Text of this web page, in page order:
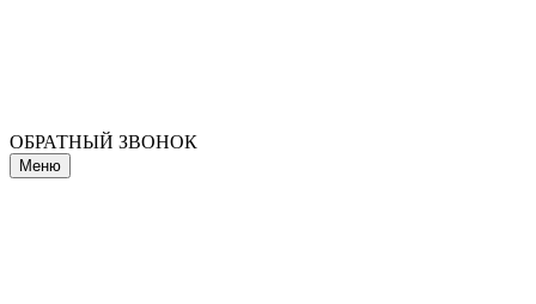
ОБРАТНЫЙ ЗВОНОК
Меню